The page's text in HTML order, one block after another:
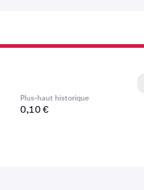
Plus-haut historique
0,10 €